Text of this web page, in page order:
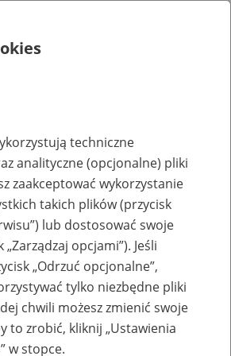
lub
zakładów pracy
techniczne
analityczne (opcjonalne) pliki
zaakceptować wykorzystanie
takich plików (przycisk
lub dostosować swoje
opcjami”). Jeśli
„Odrzuć opcjonalne”,
tylko niezbędne pliki
chwili możesz zmienić swoje
to zrobić, kliknij „Ustawienia
w stopce.